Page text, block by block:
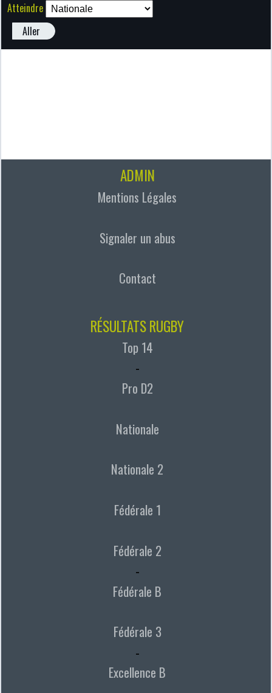
Atteindre
Aller
ADMIN
Mentions Légales
Signaler un abus
Contact
RÉSULTATS RUGBY
Top 14
-
Pro D2
Nationale
Nationale 2
Fédérale 1
Fédérale 2
-
Fédérale B
Fédérale 3
-
Excellence B